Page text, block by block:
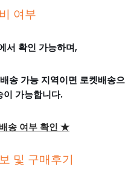
여부
서 확인 가능하며,
송 가능 지역이면 로켓배송으
이 가능합니다.
송 여부 확인 ★
및 구매후기